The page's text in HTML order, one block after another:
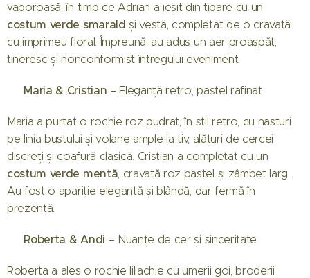
vaporoasă, în timp ce Adrian a ieșit din tipare cu un
costum verde smarald și vestă, completat de o cravată
cu imprimeu floral. Împreună, au adus un aer proaspăt,
tineresc și nonconformist întregului eveniment.
Maria & Cristian – Eleganță retro, pastel rafinat
Maria a purtat o rochie roz pudrat, în stil retro, cu nasturi
pe linia bustului și volane ample la tiv, alături de cercei
discreți și coafură clasică. Cristian a completat cu un
costum verde mentă, cravată roz pastel și zâmbet larg.
Au fost o apariție elegantă și blândă, dar fermă în
prezență.
Roberta & Andi – Nuanțe de cer și sinceritate
Roberta a ales o rochie liliachie cu umerii goi, broderii